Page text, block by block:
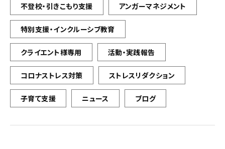
不登校・引きこもり支援 アンガーマネジメント
特別支援・インクルーシブ教育
クライエント様専用 活動・実践報告
コロナストレス対策 ストレスリダクション
子育て支援 ニュース ブログ